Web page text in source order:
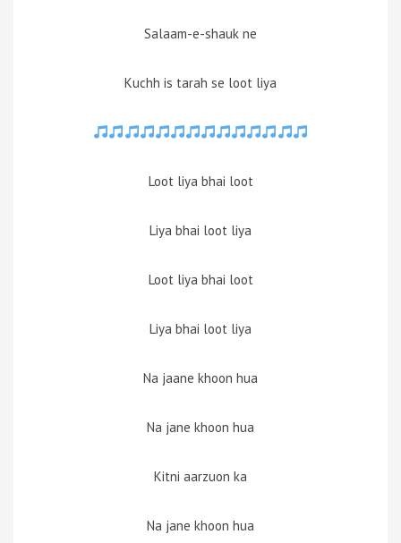
Salaam-e-shauk ne
Kuchh is tarah se loot liya
Loot liya bhai loot
Liya bhai loot liya
Loot liya bhai loot
Liya bhai loot liya
Na jaane khoon hua
Na jane khoon hua
Kitni aarzuon ka
Na jane khoon hua